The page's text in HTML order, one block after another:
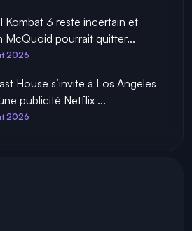
Kombat 3 reste incertain et
McQuoid pourrait quitter...
2026
House s’invite à Los Angeles
publicité Netflix ...
2026